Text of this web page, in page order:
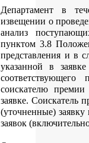
Департамент в
извещении о
анализ
пунктом 3.8
представления и в
указанной в
соответствующего
соискателю
заявке. Соискатель
(уточненные)
заявок